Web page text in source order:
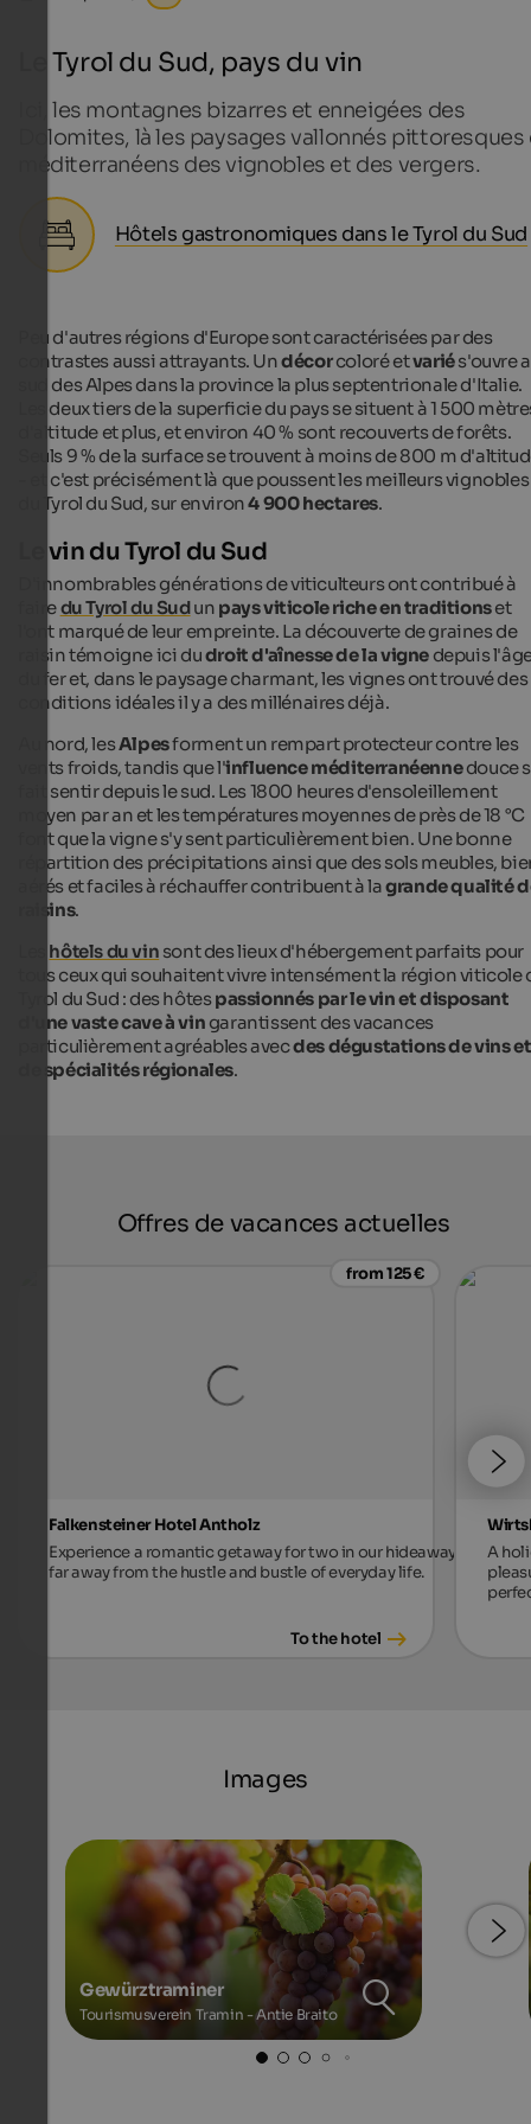
Le Tyrol du Sud, pays du vin
Ici, les montagnes bizarres et enneigées des
Dolomites, là les paysages vallonnés pittoresques
méditerranéens des vignobles et des vergers.
Hôtels gastronomiques dans le Tyrol du Sud
Peu d'autres régions d'Europe sont caractérisées par des
contrastes aussi attrayants. Undécorcoloré etvariés'ouvre
sud des Alpes dans la province la plus septentrionale d'Italie.
Les deux tiers de la superficie du pays se situent à 1 500
d'altitude et plus, et environ 40 % sont recouverts de forêts.
Seuls 9 % de la surface se trouvent à moins de 800 m
- et c'est précisément là que poussent les meilleurs vignobles
du Tyrol du Sud, sur environ4 900 hectares.
Le vin du Tyrol du Sud
D'innombrables générations de viticulteurs ont contribué à
fairedu Tyrol du Sudun pays viticole riche en traditionset
l'ont marqué de leur empreinte. La découverte de graines de
raisin témoigne ici dudroit d'aînesse de la vigne depuis
du fer et, dans le paysage charmant, les vignes ont trouvé des
conditions idéales il y a des millénaires déjà.
Au nord, lesAlpesforment un rempart protecteur contre les
vents froids, tandis que l'influence méditerranéennedouce
fait sentir depuis le sud. Les 1800 heures d'ensoleillement
moyen par an et les températures moyennes de près de 18 °C
font que la vigne s'y sent particulièrement bien. Une bonne
répartition des précipitations ainsi que des sols meubles,
aérés et faciles à réchauffer contribuent à lagrande qualité
raisins.
hôtels du vin sont des lieux d'hébergement parfaits pour
tous ceux qui souhaitent vivre intensément la région viticole
Tyrol du Sud : des hôtespassionnés par le vin et disposant
d'une vaste cave à vin garantissent des vacances
particulièrement agréables avecdes dégustations de vins et
de spécialités régionales.
Offres de vacances actuelles
from 125 €
Falkensteiner Hotel Antholz
Experience a romantic getaway for two in our hideaway,
far away from the hustle and bustle of everyday life.
To the hotel
A
Images
Gewürztraminer
Tourismusverein Tramin - Antie Braito